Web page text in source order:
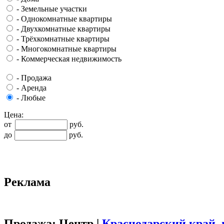
- Земельные участки
- Однокомнатные квартиры
- Двухкомнатные квартиры
- Трёхкомнатные квартиры
- Многокомнатные квартиры
- Коммерческая недвижимость
- Продажа
- Аренда
- Любые
Цена:
от
руб.
до
руб.
Реклама